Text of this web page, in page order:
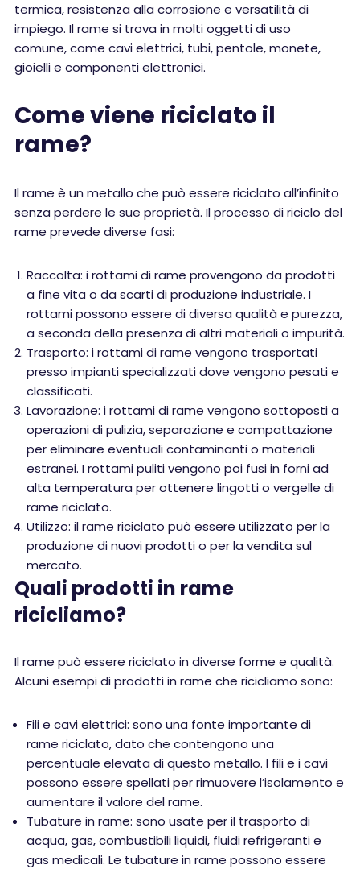
termica, resistenza alla corrosione e versatilità di
impiego. Il rame si trova in molti oggetti di uso
comune, come cavi elettrici, tubi, pentole, monete,
gioielli e componenti elettronici.
Come viene riciclato il
rame?
Il rame è un metallo che può essere riciclato all’infinito
senza perdere le sue proprietà. Il processo di riciclo del
rame prevede diverse fasi:
Raccolta: i rottami di rame provengono da prodotti
a fine vita o da scarti di produzione industriale. I
rottami possono essere di diversa qualità e purezza,
a seconda della presenza di altri materiali o impurità.
Trasporto: i rottami di rame vengono trasportati
presso impianti specializzati dove vengono pesati e
classificati.
Lavorazione: i rottami di rame vengono sottoposti a
operazioni di pulizia, separazione e compattazione
per eliminare eventuali contaminanti o materiali
estranei. I rottami puliti vengono poi fusi in forni ad
alta temperatura per ottenere lingotti o vergelle di
rame riciclato.
Utilizzo: il rame riciclato può essere utilizzato per la
produzione di nuovi prodotti o per la vendita sul
mercato.
Quali prodotti in rame
ricicliamo?
Il rame può essere riciclato in diverse forme e qualità.
Alcuni esempi di prodotti in rame che ricicliamo sono:
Fili e cavi elettrici: sono una fonte importante di
rame riciclato, dato che contengono una
percentuale elevata di questo metallo. I fili e i cavi
possono essere spellati per rimuovere l’isolamento e
aumentare il valore del rame.
Tubature in rame: sono usate per il trasporto di
acqua, gas, combustibili liquidi, fluidi refrigeranti e
gas medicali. Le tubature in rame possono essere